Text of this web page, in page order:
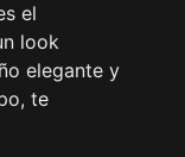
el
look
elegante y
te